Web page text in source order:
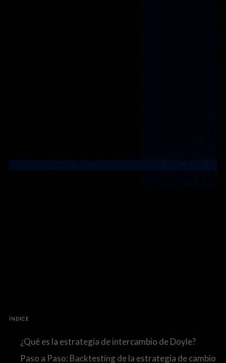
ÍNDICE
¿Qué es la estrategia de intercambio de Doyle?
Paso a Paso: Backtesting de la estrategia de cambio